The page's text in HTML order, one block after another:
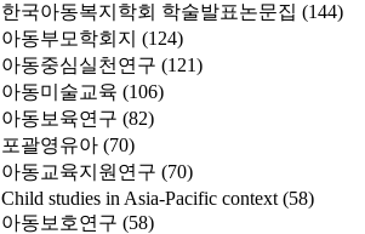
한국아동복지학회 학술발표논문집 (144)
아동부모학회지 (124)
아동중심실천연구 (121)
아동미술교육 (106)
아동보육연구 (82)
포괄영유아 (70)
아동교육지원연구 (70)
Child studies in Asia-Pacific context (58)
아동보호연구 (58)